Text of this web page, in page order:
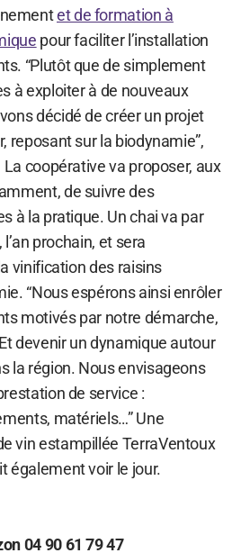
et de formation à
pour faciliter l’installation
“Plutôt que de simplement
à exploiter à de nouveaux
décidé de créer un projet
reposant sur la biodynamie”,
coopérative va proposer, aux
de suivre des
à la pratique. Un chai va par
prochain, et sera
vinification des raisins
“Nous espérons ainsi enrôler
motivés par notre démarche,
devenir un dynamique autour
la région. Nous envisageons
de service :
matériels…” Une
vin estampillée TerraVentoux
également voir le jour.
04 90 61 79 47